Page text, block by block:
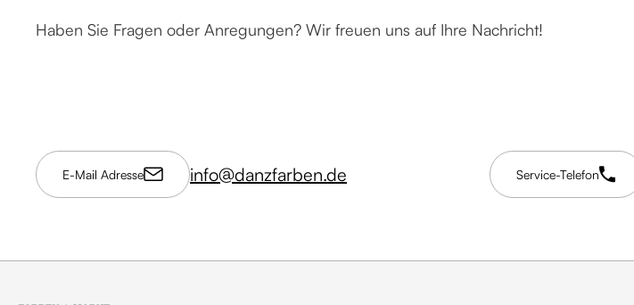
Haben Sie Fragen oder Anregungen? Wir freuen uns auf Ihre Nachricht!
E-Mail Adresse info@danzfarben.de Service-Telefon